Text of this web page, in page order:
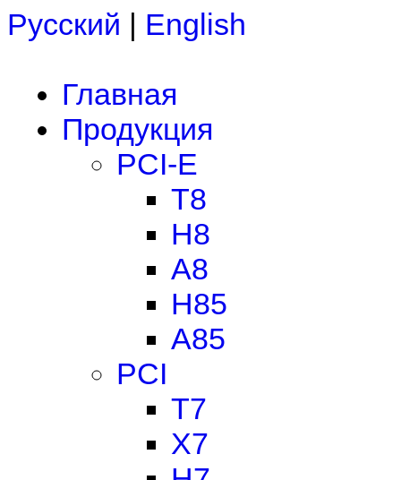
Русский | English
Главная
Продукция
PCI-E
T8
H8
A8
H85
A85
PCI
T7
X7